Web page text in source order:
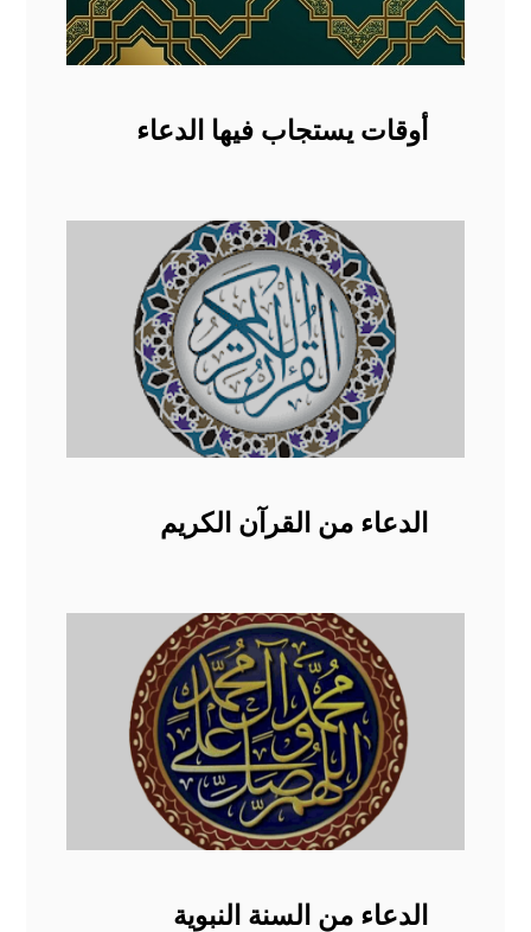
أوقات يستجاب فيها الدعاء
الدعاء من القرآن الكريم
الدعاء من السنة النبوية